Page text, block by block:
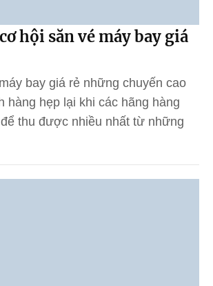
hội săn vé máy bay giá
bay giá rẻ những chuyến cao
hàng hẹp lại khi các hãng hàng
thu được nhiều nhất từ những